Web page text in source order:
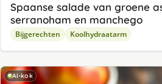
Spaanse salade van groene
serranoham en manchego
Bijgerechten Koolhydraatarm
AI-kok